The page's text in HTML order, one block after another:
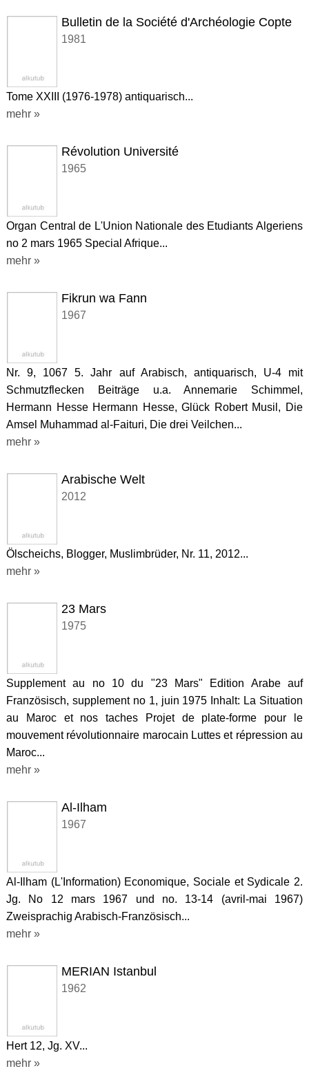
Bulletin de la Société d'Archéologie Copte
1981
Tome XXIII (1976-1978) antiquarisch...
mehr »
Révolution Université
1965
Organ Central de L'Union Nationale des Etudiants Algeriens
no 2 mars 1965 Special Afrique...
mehr »
Fikrun wa Fann
1967
Nr. 9, 1067 5. Jahr auf Arabisch, antiquarisch, U-4 mit
Schmutzflecken Beiträge u.a. Annemarie Schimmel,
Hermann Hesse Hermann Hesse, Glück Robert Musil, Die
Amsel Muhammad al-Faituri, Die drei Veilchen...
mehr »
Arabische Welt
2012
Ölscheichs, Blogger, Muslimbrüder, Nr. 11, 2012...
mehr »
23 Mars
1975
Supplement au no 10 du "23 Mars" Edition Arabe auf
Französisch, supplement no 1, juin 1975 Inhalt: La Situation
au Maroc et nos taches Projet de plate-forme pour le
mouvement révolutionnaire marocain Luttes et répression au
Maroc...
mehr »
Al-Ilham
1967
Al-Ilham (L'Information) Economique, Sociale et Sydicale 2.
Jg. No 12 mars 1967 und no. 13-14 (avril-mai 1967)
Zweisprachig Arabisch-Französisch...
mehr »
MERIAN Istanbul
1962
Hert 12, Jg. XV...
mehr »